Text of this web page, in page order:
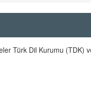
Türk Dil Kurumu (TDK)